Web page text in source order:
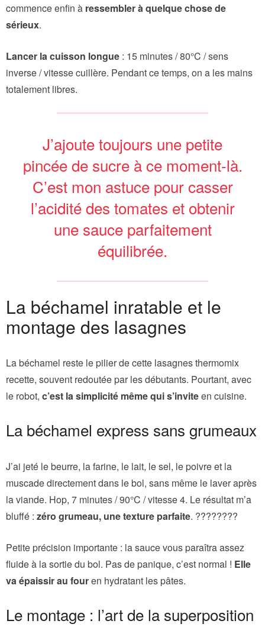
commence enfin à ressembler à quelque chose de
sérieux.
Lancer la cuisson longue : 15 minutes / 80°C / sens
inverse / vitesse cuillère. Pendant ce temps, on a les mains
totalement libres.
J’ajoute toujours une petite
pincée de sucre à ce moment-là.
C’est mon astuce pour casser
l’acidité des tomates et obtenir
une sauce parfaitement
équilibrée.
La béchamel inratable et le
montage des lasagnes
La béchamel reste le pilier de cette lasagnes thermomix
recette, souvent redoutée par les débutants. Pourtant, avec
le robot, c’est la simplicité même qui s’inviteen cuisine.
La béchamel express sans grumeaux
J’ai jeté le beurre, la farine, le lait, le sel, le poivre et la
muscade directement dans le bol, sans même le laver après
la viande. Hop, 7 minutes / 90°C / vitesse 4. Le résultat m’a
bluffé : zéro grumeau, une texture parfaite. ????‍????
Petite précision importante : la sauce vous paraîtra assez
fluide à la sortie du bol. Pas de panique, c’est normal ! Elle
va épaissir au fouren hydratant les pâtes.
Le montage : l’art de la superposition